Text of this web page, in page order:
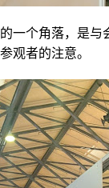
一个角落，是与
观者的注意。